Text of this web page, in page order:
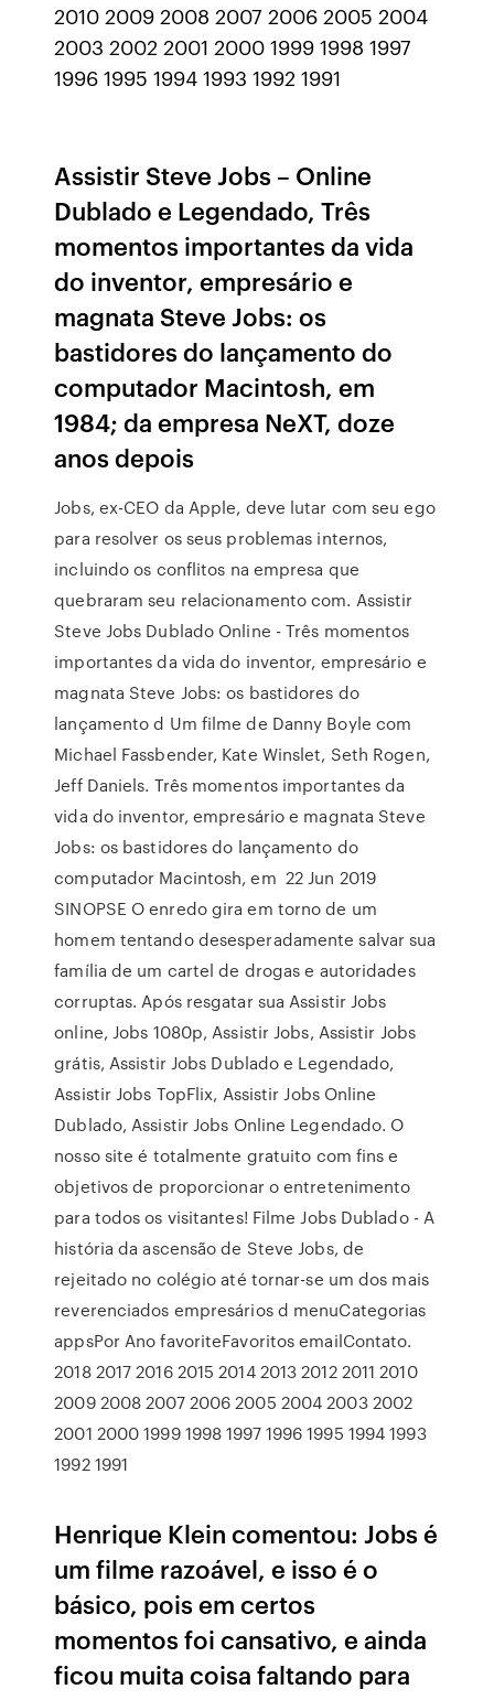
2010 2009 2008 2007 2006 2005 2004
2003 2002 2001 2000 1999 1998 1997
1996 1995 1994 1993 1992 1991
Assistir Steve Jobs – Online
Dublado e Legendado, Três
momentos importantes da vida
do inventor, empresário e
magnata Steve Jobs: os
bastidores do lançamento do
computador Macintosh, em
1984; da empresa NeXT, doze
anos depois
Jobs, ex-CEO da Apple, deve lutar com seu ego
para resolver os seus problemas internos,
incluindo os conflitos na empresa que
quebraram seu relacionamento com. Assistir
Steve Jobs Dublado Online - Três momentos
importantes da vida do inventor, empresário e
magnata Steve Jobs: os bastidores do
lançamento d Um filme de Danny Boyle com
Michael Fassbender, Kate Winslet, Seth Rogen,
Jeff Daniels. Três momentos importantes da
vida do inventor, empresário e magnata Steve
Jobs: os bastidores do lançamento do
computador Macintosh, em 22 Jun 2019
SINOPSE O enredo gira em torno de um
homem tentando desesperadamente salvar sua
família de um cartel de drogas e autoridades
corruptas. Após resgatar sua Assistir Jobs
online, Jobs 1080p, Assistir Jobs, Assistir Jobs
grátis, Assistir Jobs Dublado e Legendado,
Assistir Jobs TopFlix, Assistir Jobs Online
Dublado, Assistir Jobs Online Legendado. O
nosso site é totalmente gratuito com fins e
objetivos de proporcionar o entretenimento
para todos os visitantes! Filme Jobs Dublado - A
história da ascensão de Steve Jobs, de
rejeitado no colégio até tornar-se um dos mais
reverenciados empresários d menuCategorias
appsPor Ano favoriteFavoritos emailContato.
2018 2017 2016 2015 2014 2013 2012 2011 2010
2009 2008 2007 2006 2005 2004 2003 2002
2001 2000 1999 1998 1997 1996 1995 1994 1993
1992 1991
Henrique Klein comentou: Jobs é
um filme razoável, e isso é o
básico, pois em certos
momentos foi cansativo, e ainda
ficou muita coisa faltando para